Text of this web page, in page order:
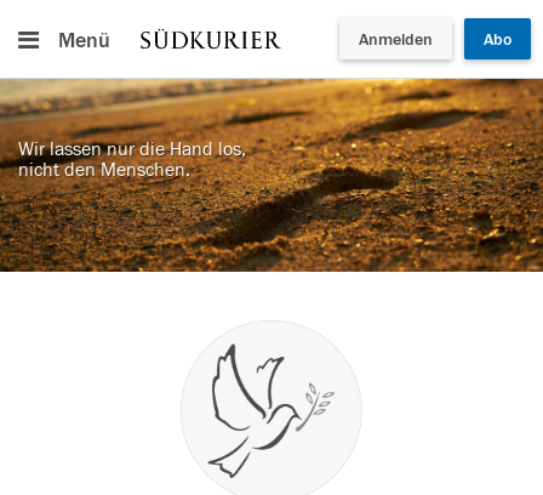
Menü Anmelden Abo
Wir lassen nur die Hand los,
nicht den Menschen.